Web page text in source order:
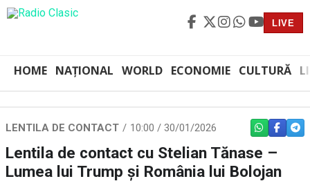
LIVE
HOME NAȚIONAL WORLD ECONOMIE CULTURĂ
LENTILA DE CONTACT 10:00 / 30/01/2026 WHATSAPP
Lentila de contact cu Stelian Tănase –
Lumea lui Trump și România lui Bolojan